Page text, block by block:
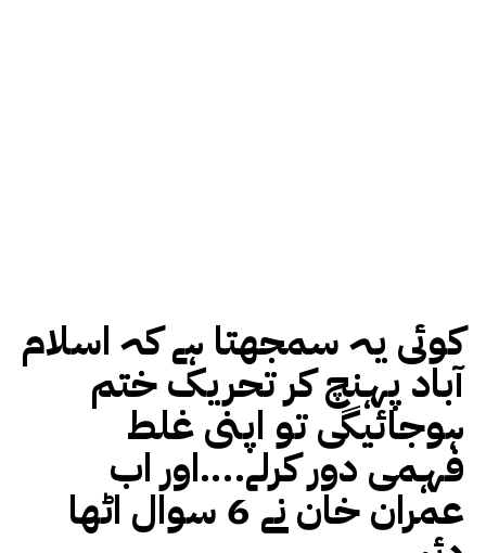
کوئی یہ سمجھتا ہے کہ اسلام
آباد پہنچ کر تحریک ختم
ہوجائیگی تو اپنی غلط
فہمی دور کرلے….اور اب
عمران خان نے 6 سوال اٹھا